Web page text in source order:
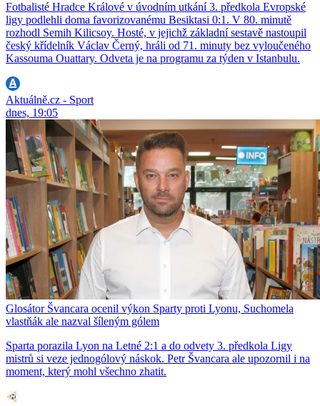
Fotbalisté Hradce Králové v úvodním utkání 3. předkola Evropské
ligy podlehli doma favorizovanému Besiktasi 0:1. V 80. minutě
rozhodl Semih Kilicsoy. Hosté, v jejichž základní sestavě nastoupil
český křídelník Václav Černý, hráli od 71. minuty bez vyloučeného
Kassouma Ouattary. Odveta je na programu za týden v Istanbulu.
Aktuálně.cz - Sport
dnes, 19:05
Glosátor Švancara ocenil výkon Sparty proti Lyonu, Suchomela
vlastňák ale nazval šíleným gólem
Sparta porazila Lyon na Letné 2:1 a do odvety 3. předkola Ligy
mistrů si veze jednogólový náskok. Petr Švancara ale upozornil i na
moment, který mohl všechno zhatit.